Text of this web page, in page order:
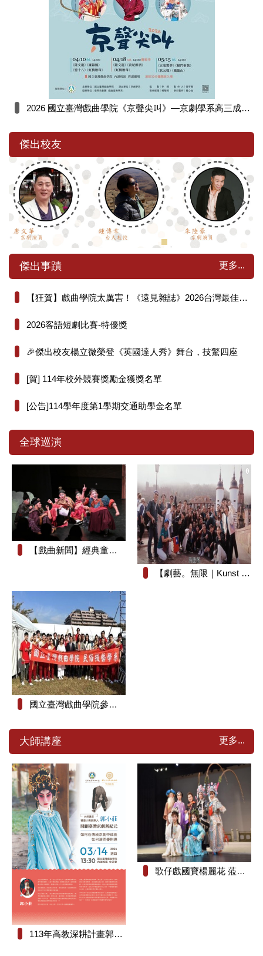
2026 國立臺灣戲曲學院《京聲尖叫》—京劇學系高三成果展演出
傑出校友
傑出事蹟
【狂賀】戲曲學院太厲害！《遠見雜誌》2026台灣最佳大學排行榜人文社科學門全國第26名！
2026客語短劇比賽-特優獎
🎉傑出校友楊立微榮登《英國達人秀》舞台，技驚四座
[賀] 114年校外競賽獎勵金獲獎名單
[公告]114學年度第1學期交通助學金名單
更多...
全球巡演
【戲曲新聞】經典童話化身戲曲冒險 《森林七矮人》8月8日澎湖演藝廳歡樂登場
【劇藝。無限｜Kunst ohne Grenzen】紀錄片_長版
國立臺灣戲曲學院參加日本東京都杉並嘉年華
大師講座
113年高教深耕計畫郭小莊「大師講座」
歌仔戲國寶楊麗花 蒞臨國立臺灣戲曲學院大師講座
更多...